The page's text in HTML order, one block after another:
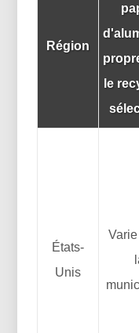
Région
le
États-
Unis